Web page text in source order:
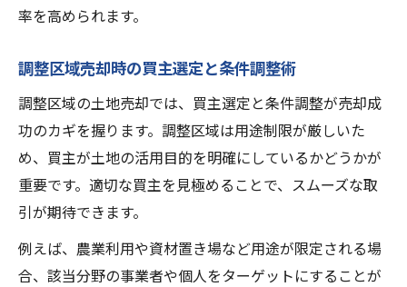
率を高められます。
調整区域売却時の買主選定と条件調整術
調整区域の土地売却では、買主選定と条件調整が売却成
功のカギを握ります。調整区域は用途制限が厳しいた
め、買主が土地の活用目的を明確にしているかどうかが
重要です。適切な買主を見極めることで、スムーズな取
引が期待できます。
例えば、農業利用や資材置き場など用途が限定される場
合、該当分野の事業者や個人をターゲットにすることが